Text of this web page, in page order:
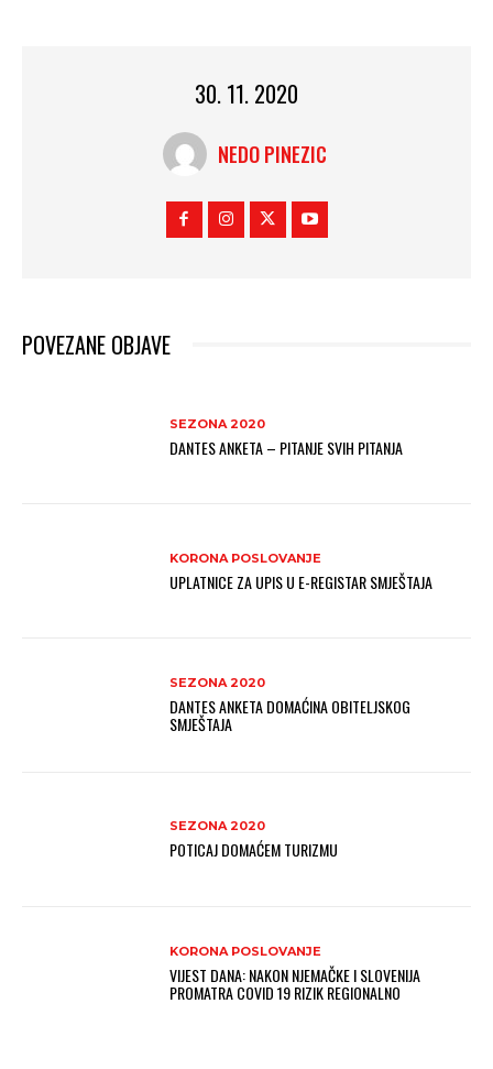
30. 11. 2020
NEDO PINEZIC
POVEZANE OBJAVE
SEZONA 2020
DANTES ANKETA – PITANJE SVIH PITANJA
KORONA POSLOVANJE
UPLATNICE ZA UPIS U E-REGISTAR SMJEŠTAJA
SEZONA 2020
DANTES ANKETA DOMAĆINA OBITELJSKOG
SMJEŠTAJA
SEZONA 2020
POTICAJ DOMAĆEM TURIZMU
KORONA POSLOVANJE
VIJEST DANA: NAKON NJEMAČKE I SLOVENIJA
PROMATRA COVID 19 RIZIK REGIONALNO